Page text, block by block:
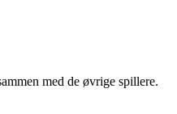
med de øvrige spillere.